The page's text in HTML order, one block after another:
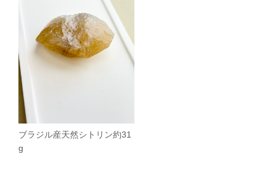
ブラジル産天然シトリン約31
g